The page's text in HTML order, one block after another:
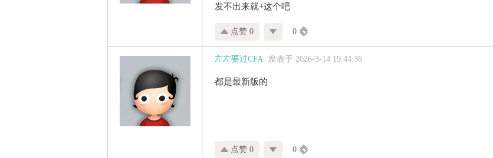
发不出来就+这个吧
点赞 0 0
左左要过CFA 发表于 2026-3-14 19:44:36
都是最新版的
点赞 0 0